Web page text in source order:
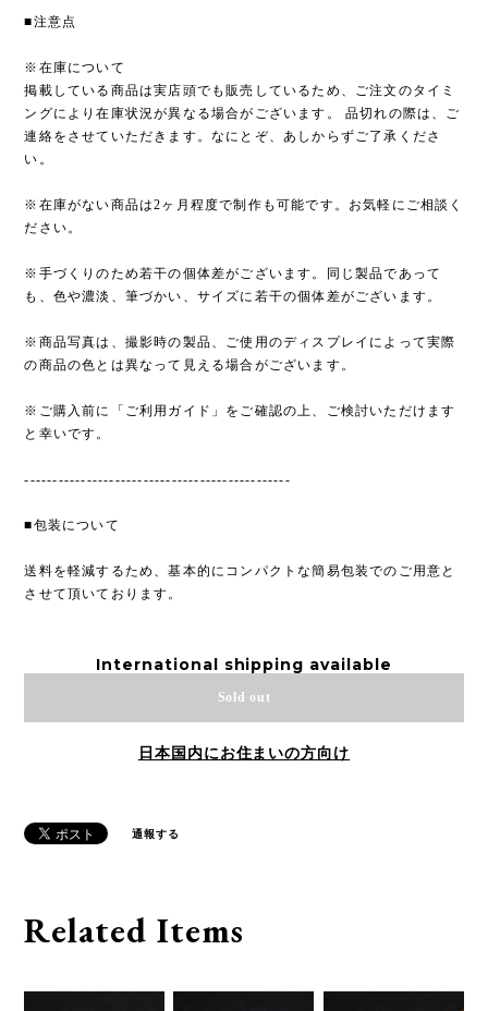
■注意点
※在庫について
掲載している商品は実店頭でも販売しているため、ご注文のタイミ
ングにより在庫状況が異なる場合がございます。 品切れの際は、ご
連絡をさせていただきます。なにとぞ、あしからずご了承くださ
い。
※在庫がない商品は2ヶ月程度で制作も可能です。お気軽にご相談く
ださい。
※手づくりのため若干の個体差がございます。同じ製品であって
も、色や濃淡、筆づかい、サイズに若干の個体差がございます。
※商品写真は、撮影時の製品、ご使用のディスプレイによって実際
の商品の色とは異なって見える場合がございます。
※ご購入前に「ご利用ガイド」をご確認の上、ご検討いただけます
と幸いです。
-----------------------------------------------
■包装について
送料を軽減するため、基本的にコンパクトな簡易包装でのご用意と
させて頂いております。
International shipping available
Sold out
日本国内にお住まいの方向け
通報する
Related Items